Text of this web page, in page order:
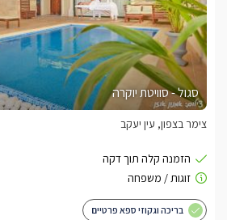
סגול - סוויטת יוקרה
צימר בצפון, עין יעקב
בריכה וגקוזי ספא פרטיים